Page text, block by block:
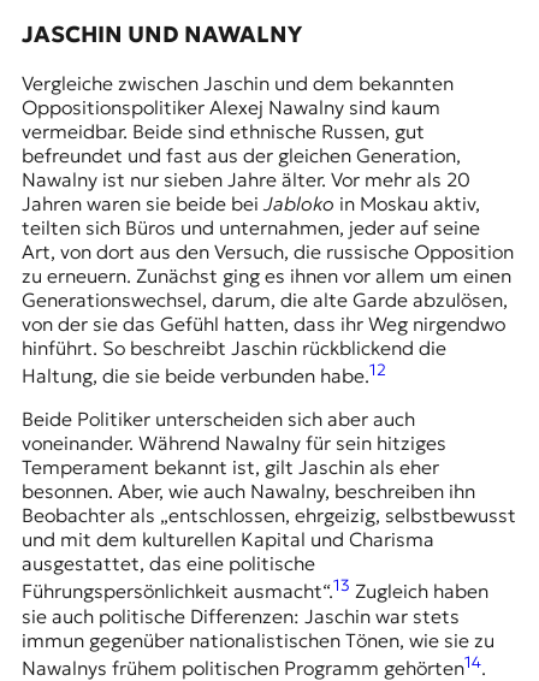
JASCHIN UND NAWALNY
Vergleiche zwischen Jaschin und dem bekannten
Oppositionspolitiker Alexej Nawalny sind kaum
vermeidbar. Beide sind ethnische Russen, gut
befreundet und fast aus der gleichen Generation,
Nawalny ist nur sieben Jahre älter. Vor mehr als 20
Jahren waren sie beide bei Jabloko in Moskau aktiv,
teilten sich Büros und unternahmen, jeder auf seine
Art, von dort aus den Versuch, die russische Opposition
zu erneuern. Zunächst ging es ihnen vor allem um einen
Generationswechsel, darum, die alte Garde abzulösen,
von der sie das Gefühl hatten, dass ihr Weg nirgendwo
hinführt. So beschreibt Jaschin rückblickend die
Haltung, die sie beide verbunden habe.12
Beide Politiker unterscheiden sich aber auch
voneinander. Während Nawalny für sein hitziges
Temperament bekannt ist, gilt Jaschin als eher
besonnen. Aber, wie auch Nawalny, beschreiben ihn
Beobachter als „entschlossen, ehrgeizig, selbstbewusst
und mit dem kulturellen Kapital und Charisma
ausgestattet, das eine politische
Führungspersönlichkeit ausmacht“.13 Zugleich haben
sie auch politische Differenzen: Jaschin war stets
immun gegenüber nationalistischen Tönen, wie sie zu
Nawalnys frühem politischen Programm gehörten14.